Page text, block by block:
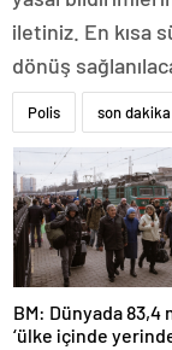
iletiniz. En kısa
dönüş
Polis son dakika
BM: Dünyada 83,4
‘ülke içinde